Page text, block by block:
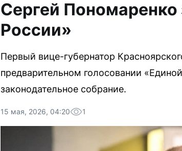
Сергей Пономаренко
России»
Первый вице-губернатор
предварительном голосовании
законодательное собрание.
15 мая, 2026, 04:20 1